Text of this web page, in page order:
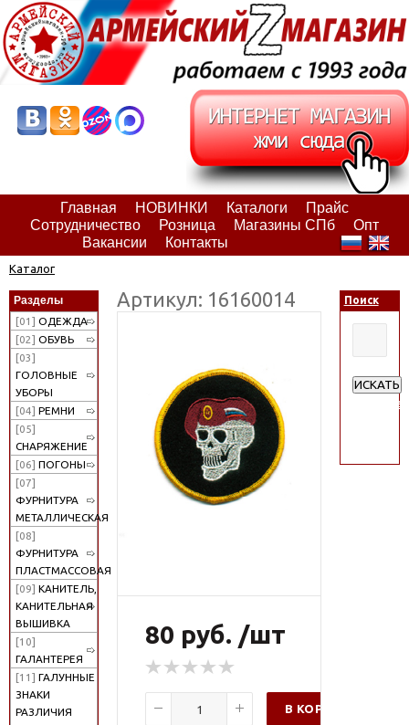
Главная НОВИНКИ Каталоги
Прайс
Сотрудничество
Розница Магазины СПб
Опт
Вакансии
Контакты
Каталог
Разделы
[01] ОДЕЖДА
[02] ОБУВЬ
[03]
ГОЛОВНЫЕ
УБОРЫ
[04] РЕМНИ
[05]
СНАРЯЖЕНИЕ
[06] ПОГОНЫ
[07]
ФУРНИТУРА
МЕТАЛЛИЧЕСКАЯ
[08]
ФУРНИТУРА
ПЛАСТМАССОВАЯ
[09] КАНИТЕЛЬ,
КАНИТЕЛЬНАЯ
ВЫШИВКА
[10]
ГАЛАНТЕРЕЯ
[11] ГАЛУННЫЕ
ЗНАКИ
РАЗЛИЧИЯ
Артикул: 16160014
80 руб. /шт
В КОРЗИНУ
Поиск
ИСКАТЬ